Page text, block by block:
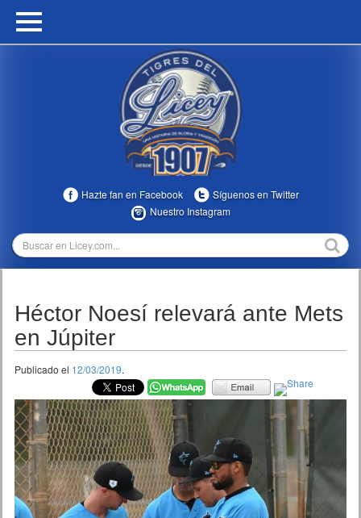
HOME
MULTIMEDIA
TEMPORADAS
Hazte fan en Facebook
Síguenos en Twitter
Nuestro Instagram
Héctor Noesí relevará ante Mets
en Júpiter
Publicado el 12/03/2019.